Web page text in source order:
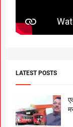
LATEST POSTS